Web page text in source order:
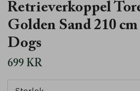
Retrieverkoppel
Golden Sand 210
Dogs
699 KR